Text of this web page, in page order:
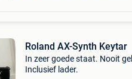
Roland AX-Synth Keytar
In zeer goede staat. Nooit
Inclusief lader.